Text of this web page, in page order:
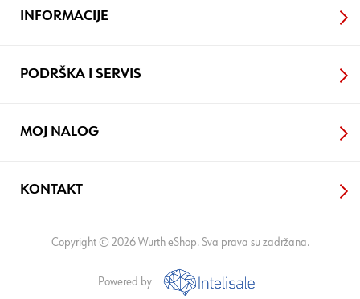
INFORMACIJE
PODRŠKA I SERVIS
MOJ NALOG
KONTAKT
Copyright © 2026 Wurth eShop. Sva prava su zadržana.
Powered by